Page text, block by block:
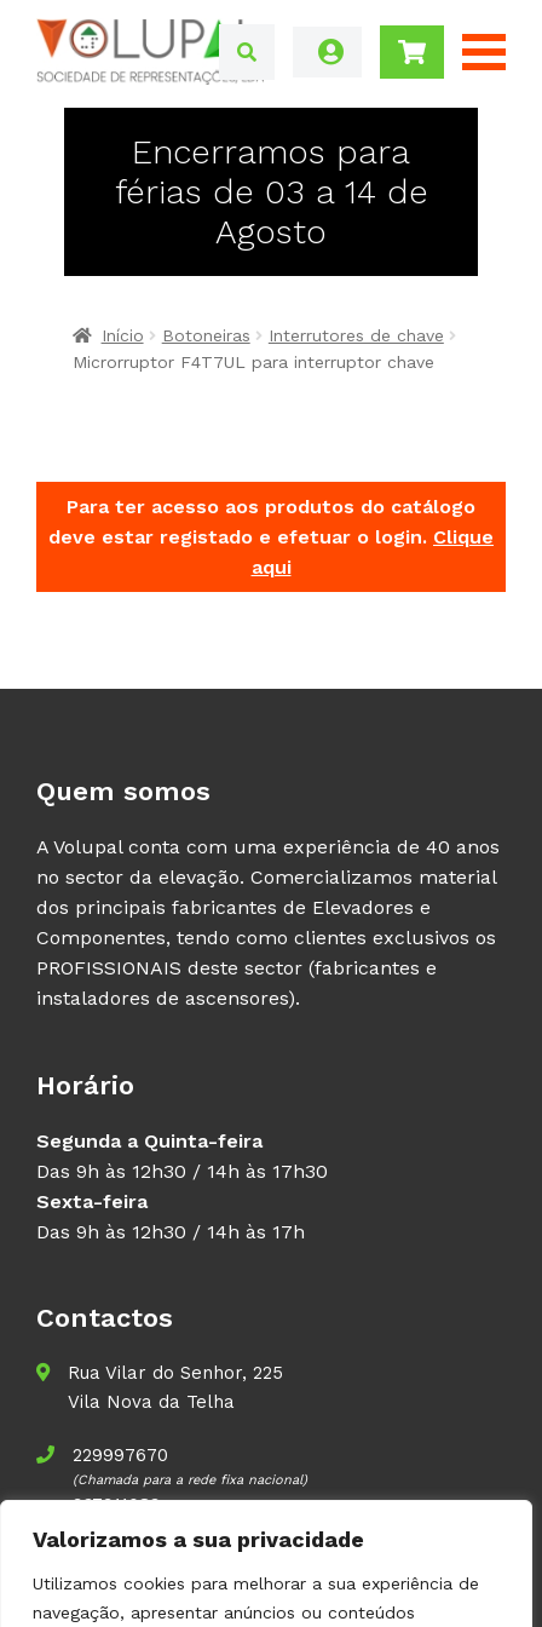
Valorizamos a sua privacidade
Utilizamos cookies para melhorar a sua experiência de
navegação, apresentar anúncios ou conteúdos
Encerramos para
férias de 03 a 14 de
Agosto
Início Botoneiras
Interrutores de chave
Microrruptor F4T7UL para interruptor chave
Para ter acesso aos produtos do catálogo
deve estar registado e efetuar o login. Clique
aqui
Quem somos
A Volupal conta com uma experiência de 40 anos
no sector da elevação. Comercializamos material
dos principais fabricantes de Elevadores e
Componentes, tendo como clientes exclusivos os
PROFISSIONAIS deste sector (fabricantes e
instaladores de ascensores).
Horário
Segunda a Quinta-feira
Das 9h às 12h30 / 14h às 17h30
Sexta-feira
Das 9h às 12h30 / 14h às 17h
Contactos
Rua Vilar do Senhor, 225
Vila Nova da Telha
229997670
(Chamada para a rede fixa nacional)
937911083
(Chamada para a rede móvel nacional)
geral@volupal.pt